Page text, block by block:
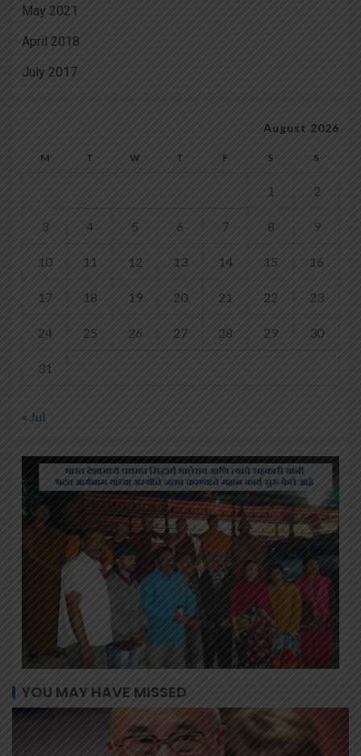
May 2021
April 2018
July 2017
August 2026
M T W T F S S
1 2
3 4 5 6 7 8 9
10 11 12 13 14 15 16
17 18 19 20 21 22 23
24 25 26 27 28 29 30
31
« Jul
YOU MAY HAVE MISSED